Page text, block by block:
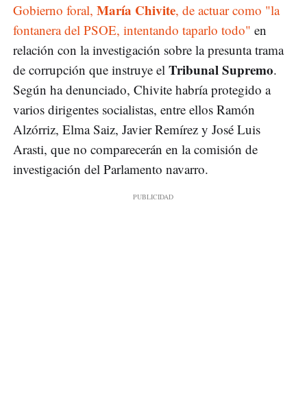
Gobierno foral, María Chivite, de actuar como "la
fontanera del PSOE, intentando taparlo todo" en
relación con la investigación sobre la presunta trama
de corrupción que instruye el Tribunal Supremo.
Según ha denunciado, Chivite habría protegido a
varios dirigentes socialistas, entre ellos Ramón
Alzórriz, Elma Saiz, Javier Remírez y José Luis
Arasti, que no comparecerán en la comisión de
investigación del Parlamento navarro.